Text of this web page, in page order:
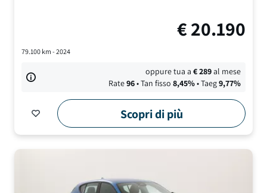
€20.190
79.100km - 2024
oppure tua a€289al mese
Rate96• Tan fisso 8,45%• Taeg9,77%
Scopri di più